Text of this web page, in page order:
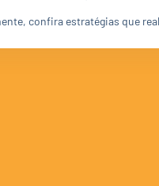
confira estratégias que